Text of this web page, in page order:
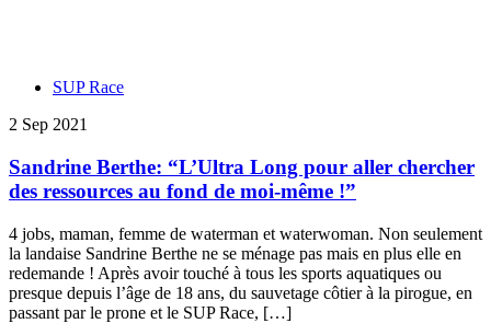
SUP Race
2 Sep 2021
Sandrine Berthe: “L’Ultra Long pour aller chercher
des ressources au fond de moi-même !”
4 jobs, maman, femme de waterman et waterwoman. Non seulement
la landaise Sandrine Berthe ne se ménage pas mais en plus elle en
redemande ! Après avoir touché à tous les sports aquatiques ou
presque depuis l’âge de 18 ans, du sauvetage côtier à la pirogue, en
passant par le prone et le SUP Race, […]